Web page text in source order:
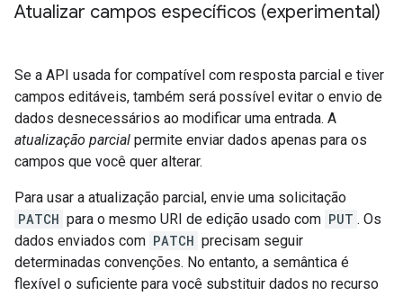
Atualizar campos específicos (experimental)
Se a API usada for compatível com resposta parcial e tiver
campos editáveis, também será possível evitar o envio de
dados desnecessários ao modificar uma entrada. A
atualização parcial permite enviar dados apenas para os
campos que você quer alterar.
Para usar a atualização parcial, envie uma solicitação
PATCH para o mesmo URI de edição usado com PUT . Os
dados enviados com PATCH precisam seguir
determinadas convenções. No entanto, a semântica é
flexível o suficiente para você substituir dados no recurso